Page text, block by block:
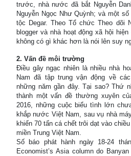
trước, nhà nước đã bắt Nguyễn
Nguyễn Ngọc Như Quỳnh; và một
tộc Degar. Theo Tổ chức Theo dõi
blogger và nhà hoạt động xã hội
không có gì khác hơn là nói lên suy
2. Vấn đề môi trường
Điều gây ngạc nhiên là nhiều nhà
Nam đã tập trung vận động về
những năm gần đây. Tại sao? Thứ
thành một vấn đề thường xuyên
2016, những cuộc biểu tình lớn
khắp nước Việt Nam, sau vụ nhà
khiến 70 tấn cá chết trôi dạt vào
miền Trung Việt Nam.
Số báo phát hành ngày 18-24
Economist’s Asia column do